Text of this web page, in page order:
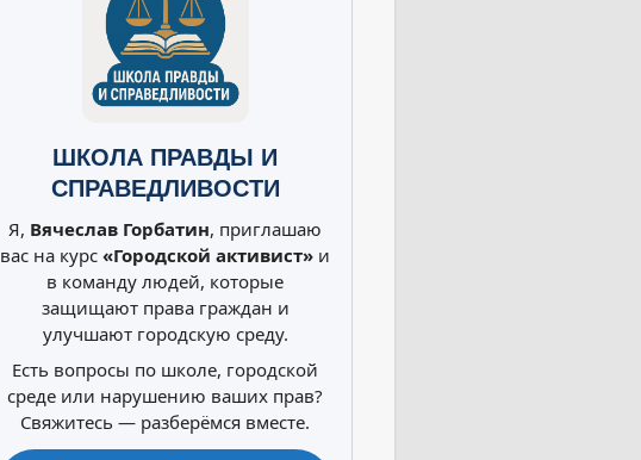
ШКОЛА ПРАВДЫ И
СПРАВЕДЛИВОСТИ
Я, Вячеслав Горбатин, приглашаю
вас на курс «Городской активист» и
в команду людей, которые
защищают права граждан и
улучшают городскую среду.
Есть вопросы по школе, городской
среде или нарушению ваших прав?
Свяжитесь — разберёмся вместе.